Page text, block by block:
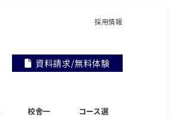
採用情報
資料請求/無料体験
校舎一
コース選